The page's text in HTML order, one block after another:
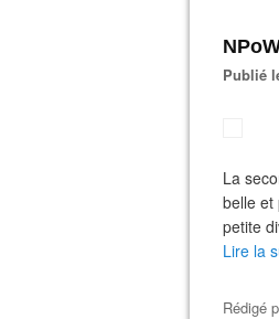
Publié
La
belle et
petite
Lire la
Rédigé